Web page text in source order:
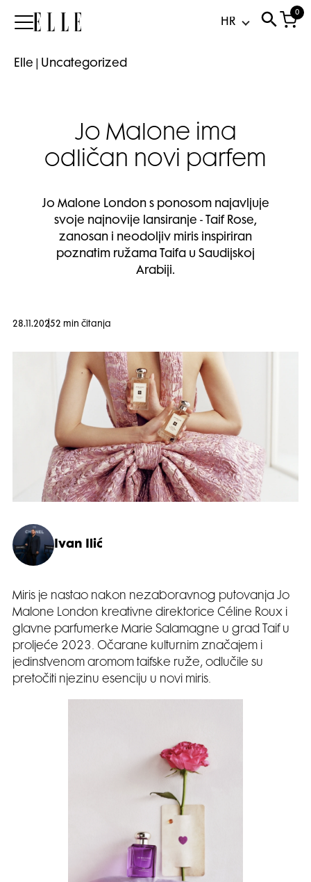
Elle
0
Elle Uncategorized
Jo Malone ima
odličan novi parfem
Jo Malone London s ponosom najavljuje
svoje najnovije lansiranje - Taif Rose,
zanosan i neodoljiv miris inspiriran
poznatim ružama Taifa u Saudijskoj
Arabiji.
28.11.20252 min čitanja
Ivan Ilić
Miris je nastao nakon nezaboravnog putovanja Jo
Malone London kreativne direktorice Céline Roux i
glavne parfumerke Marie Salamagne u grad Taif u
proljeće 2023. Očarane kulturnim značajem i
jedinstvenom aromom taifske ruže, odlučile su
pretočiti njezinu esenciju u novi miris.